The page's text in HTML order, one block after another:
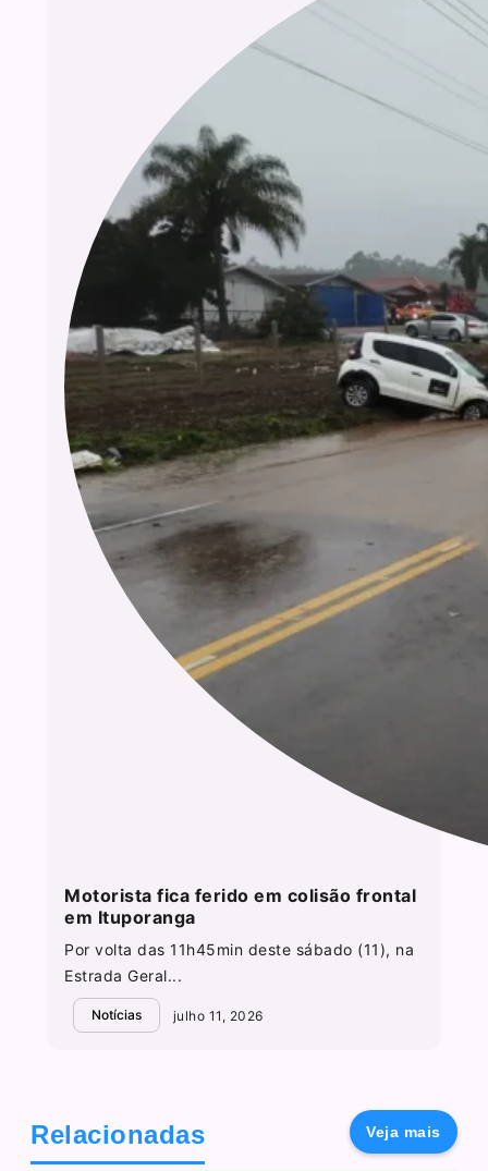
Motorista fica ferido em colisão frontal
em Ituporanga
Por volta das 11h45min deste sábado (11), na
Estrada Geral...
Notícias julho 11, 2026
Relacionadas Veja mais